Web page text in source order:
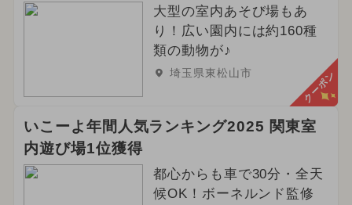
都民の日・県民の日・市民の日
2025年6月のイベント
大型の室内あそび場もあ
り！広い園内には約160種
類の動物が♪
埼玉県東松山市 クーポン
いこーよ年間人気ランキング2025 関東室
内遊び場1位獲得
都心からも車で30分・全天
候OK！ボーネルンド監修